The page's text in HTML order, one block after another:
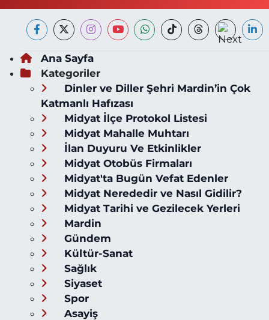
Ana Sayfa
Kategoriler
Dinler ve Diller Şehri Mardin’in Çok
Katmanlı Hafızası
Midyat İlçe Protokol Listesi
Midyat Mahalle Muhtarı
İlan Duyuru Ve Etkinlikler
Midyat Otobüs Firmaları
Midyat'ta Bugün Vefat Edenler
Midyat Nerededir ve Nasıl Gidilir?
Midyat Tarihi ve Gezilecek Yerleri
Mardin
Gündem
Kültür-Sanat
Sağlık
Siyaset
Spor
Asayiş